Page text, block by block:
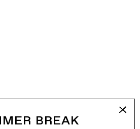
BREAK